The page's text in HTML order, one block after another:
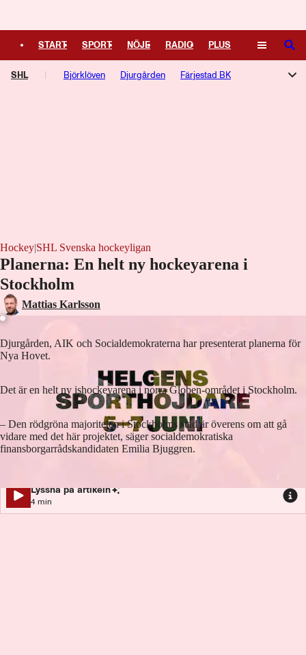
START SPORT NÖJE RADIO PLUS
TV KULTUR LEDARE
SÖK
SHL Björklöven Djurgården Färjestad BK
Hockey|SHL Svenska hockeyligan
Planerna: En helt ny hockeyarena i
Stockholm
Mattias Karlsson
Djurgården, AIK och Socialdemokraterna har presenterat planerna för
Nya Hovet.
Det är en helt ny ishockeyarena i norra Globen-området i Stockholm.
– Den rödgröna majoriteten i Stockholms stad är överens om att gå
vidare med det här projektet, säger socialdemokratiska
finansborgarrådskandidaten Emilia Bjuggren.
Lyssna på artikeln
4 min